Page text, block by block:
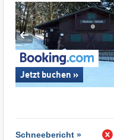
Jetzt buchen »
Schneebericht »